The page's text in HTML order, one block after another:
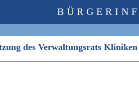
des Verwaltungsrats